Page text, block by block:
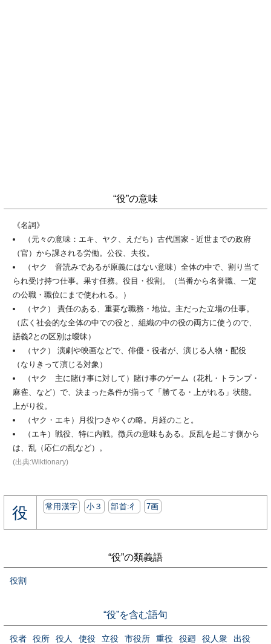
“役”の意味
《名詞》
（元々の意味：エキ、ヤク、えだち）古代国家 - 近世までの政府
（官）から課される労働。公役、夫役。
（ヤク 音読みであるが原義にはない意味）全体の中で、割り当て
られ受け持つ仕事。果す任務。役目・役割。（当番から名誉職、一定
の公職・職位にまで使われる。）
（ヤク） 責任のある、重要な職務・地位。主だった立場の仕事。
（広く社会的な全体の中での役と、組織の中の役の両方に使うので、
語義2との区別は曖昧）
（ヤク） 演劇や映画などで、俳優・役者が、演じる人物・配役
（なりきって演じる対象）
（ヤク 主に賭け事に対して）賭け事のゲーム（花札・トランプ・
麻雀、など）で、決まった条件が揃って「勝てる・上がれる」状態。
上がり役。
（ヤク・エキ）月役|つきやくの略。月経のこと。
（エキ）戦役、特に内戦。徴兵の意味もある。反乱を起こす側から
は、乱（応仁の乱など）。
(出典:Wiktionary)
役 常用漢字 小３ 部首:⼻ 7画
“役”の類義語
役割
“役”を含む語句
役者 役所 役人 使役 立役 市役所 重役 役廻 役人衆 出役